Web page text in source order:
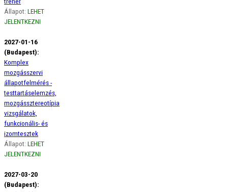
Állapot: LEHET
JELENTKEZNI
2027-01-16
(Budapest):
Komplex
mozgásszervi
állapotfelmérés -
testtartáselemzés,
mozgássztereotípia
vizsgálatok,
funkcionális- és
izomtesztek
Állapot: LEHET
JELENTKEZNI
2027-03-20
(Budapest):